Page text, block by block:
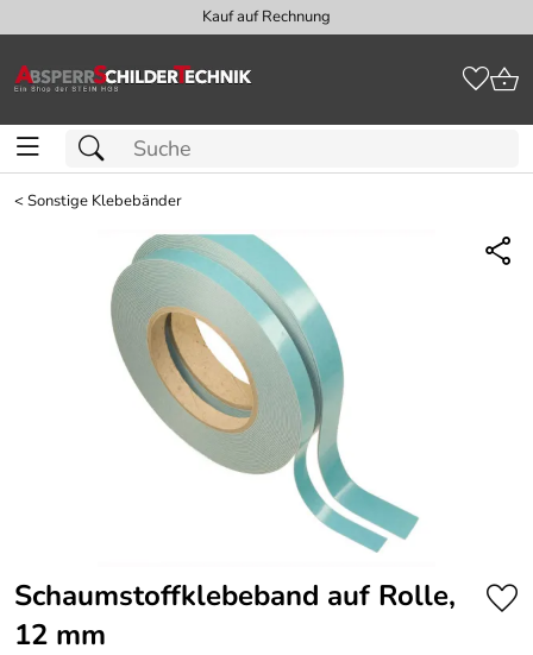
Kauf auf Rechnung
<Sonstige Klebebänder
Schaumstoffklebeband auf Rolle,
12 mm